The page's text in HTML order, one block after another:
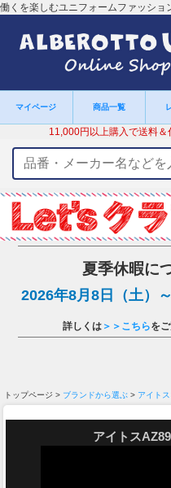
働くを楽しむユニフォームファッショ
マイページ 商品一覧
11,000円以上購入で送料＆
ー
ワ
ー
ド
夏季休暇に
2026年8月8日（土）
詳しくは ＞＞こちらを
トップページ > ブランドから選ぶ > アイトス
アイトス